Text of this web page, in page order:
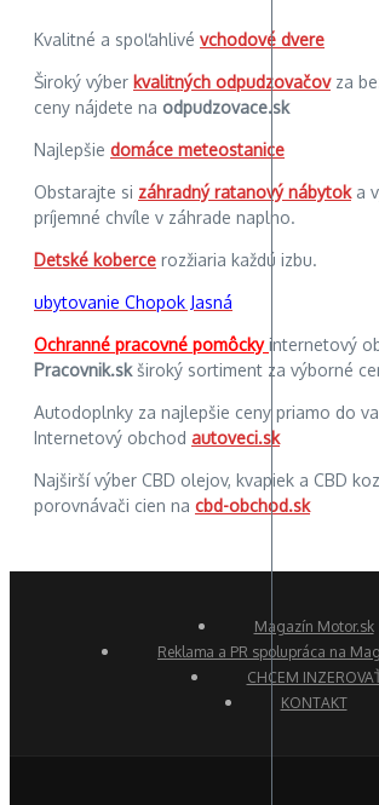
Kvalitné a spoľahlivé vchodové dvere
Široký výber kvalitných odpudzovačovza
ceny nájdete na odpudzovace.sk
Najlepšie domáce meteostanice
Obstarajte si záhradný ratanový nábytoka
príjemné chvíle v záhrade naplno.
Detské koberce rozžiaria každú izbu.
ubytovanie Chopok Jasná
Ochranné pracovné pomôckyinternetový
Pracovnik.skširoký sortiment za výborné
Autodoplnky za najlepšie ceny priamo do
Internetový obchod autoveci.sk
Najširší výber CBD olejov, kvapiek a CBD
porovnávači cien na cbd-obchod.sk
Magazín Motor.sk
Reklama a PR spolupráca na
CHCEM
KONTAKT